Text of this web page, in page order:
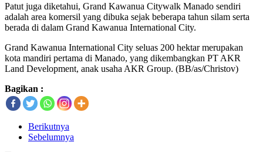
Patut juga diketahui, Grand Kawanua Citywalk Manado sendiri
adalah area komersil yang dibuka sejak beberapa tahun silam serta
berada di dalam Grand Kawanua International City.
Grand Kawanua International City seluas 200 hektar merupakan
kota mandiri pertama di Manado, yang dikembangkan PT AKR
Land Development, anak usaha AKR Group. (BB/as/Christov)
Bagikan :
Berikutnya
Sebelumnya